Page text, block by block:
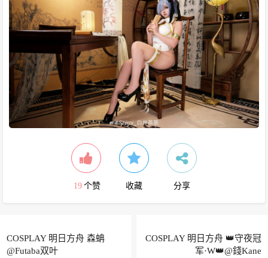
19 个赞 收藏 分享
COSPLAY 明日方舟 森蚺
@Futaba双叶
COSPLAY 明日方舟 👑守夜冠
军·W👑@錢Kane